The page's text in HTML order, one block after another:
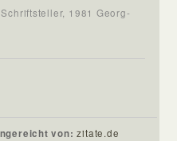
1981 Georg-
von:zitate.de